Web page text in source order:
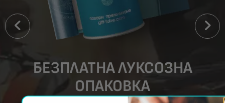
БЕЗПЛАТНА ЛУКСОЗНА
ОПАКОВКА